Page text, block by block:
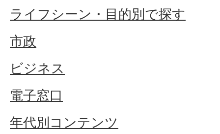
ライフシーン・目的別で探す
市政
ビジネス
電子窓口
年代別コンテンツ